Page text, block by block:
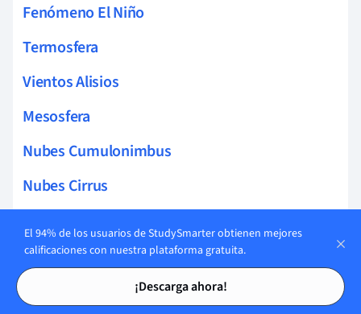
Tarjetas de estudio
Tarjetas de estudio
Fenómeno El Niño
Termosfera
Vientos Alisios
Mesosfera
Nubes Cumulonimbus
Nubes Cirrus
Tasas De Evaporación
Climatología Sinóptica
El 94% de los usuarios de StudySmarter obtienen mejores
calificaciones con nuestra plataforma gratuita.
¡Descarga ahora!